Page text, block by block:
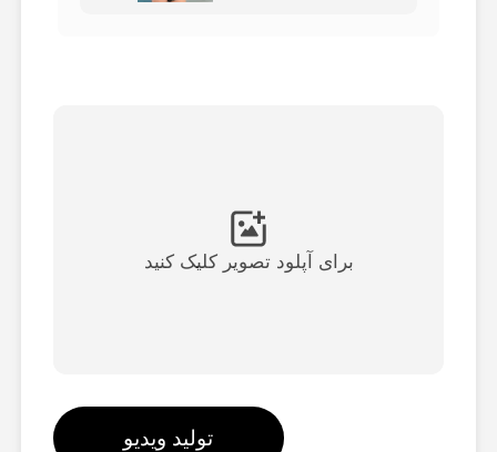
مشاهده همه الگوها
برای آپلود تصویر کلیک کنید
تولید ویدیو